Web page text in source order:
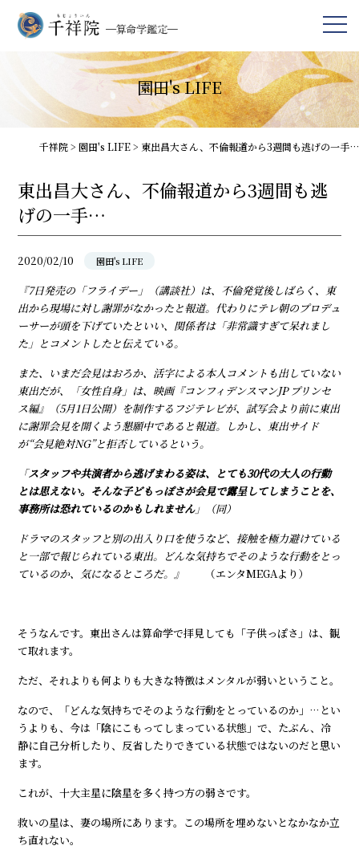
園田's LIFE
千祥院> 園田's LIFE> 東出昌大さん、不倫報道から3週間も逃げの一手…
東出昌大さん、不倫報道から3週間も逃
げの一手…
2020/02/10 園田's LIFE
『7日発売の「フライデー」（講談社）は、不倫発覚後しばらく、東
出から現場に対し謝罪がなかったと報道。代わりにテレ朝のプロデュ
ーサーが頭を下げていたといい、関係者は「非常識すぎて呆れまし
た」とコメントしたと伝えている。
また、いまだ会見はおろか、活字による本人コメントも出していない
東出だが、「女性自身」は、映画『コンフィデンスマンJP プリンセ
ス編』（5月1日公開）を制作するフジテレビが、試写会より前に東出
に謝罪会見を開くよう懇願中であると報道。しかし、東出サイド
が“会見絶対NG”と拒否しているという。
「スタッフや共演者から逃げまわる姿は、とても30代の大人の行動
とは思えない。そんな子どもっぽさが会見で露呈してしまうことを、
事務所は恐れているのかもしれません」（同）
ドラマのスタッフと別の出入り口を使うなど、接触を極力避けている
と一部で報じられている東出。どんな気持ちでそのような行動をとっ
ているのか、気になるところだ。』
（エンタMEGAより）
そうなんです。東出さんは算命学で拝見しても「子供っぽさ」は、観
て取れます。
ただ、それよりも何よりも大きな特徴はメンタルが弱いということ。
なので、「どんな気持ちでそのような行動をとっているのか」…とい
うよりも、今は「陰にこもってしまっている状態」で、たぶん、冷
静に自己分析したり、反省したりできている状態ではないのだと思い
ます。
これが、十大主星に陰星を多く持つ方の弱さです。
救いの星は、妻の場所にあります。この場所を埋めないとなかなか立
ち直れない。